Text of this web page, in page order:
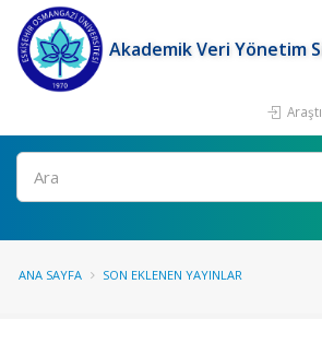
Akademik Veri Yönetim
Ara
ANA SAYFA SON EKLENEN YAYINLAR